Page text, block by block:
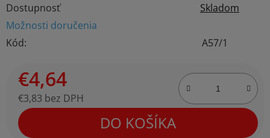
Dostupnosť
Skladom
Možnosti doručenia
Kód:
A57/1
€4,64
€3,83 bez DPH
Jednotková cena:
DO KOŠÍKA